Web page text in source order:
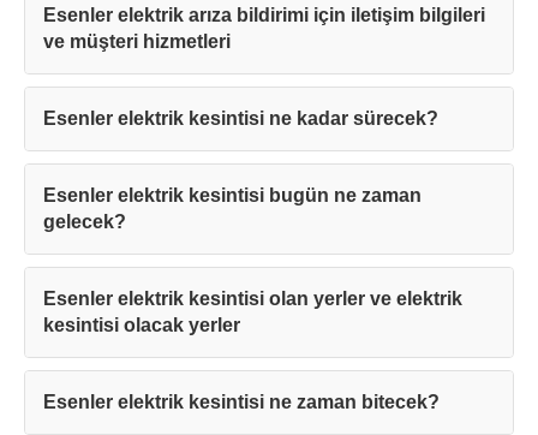
Esenler elektrik arıza bildirimi için iletişim bilgileri
ve müşteri hizmetleri
Esenler elektrik kesintisi ne kadar sürecek?
Esenler elektrik kesintisi bugün ne zaman
gelecek?
Esenler elektrik kesintisi olan yerler ve elektrik
kesintisi olacak yerler
Esenler elektrik kesintisi ne zaman bitecek?